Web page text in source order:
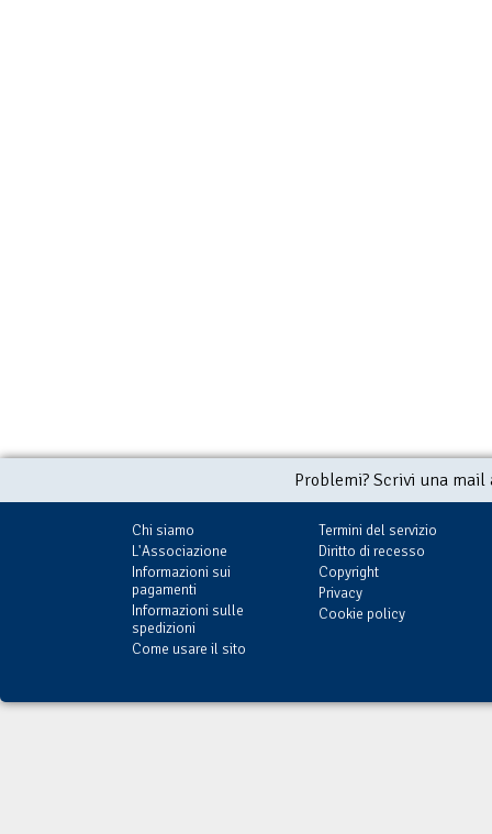
Problemi? Scrivi una
Chi siamo
L'Associazione
Informazioni sui
pagamenti
Informazioni sulle
spedizioni
Come usare il sito
Termini del servizio
Diritto di recesso
Copyright
Privacy
Cookie policy